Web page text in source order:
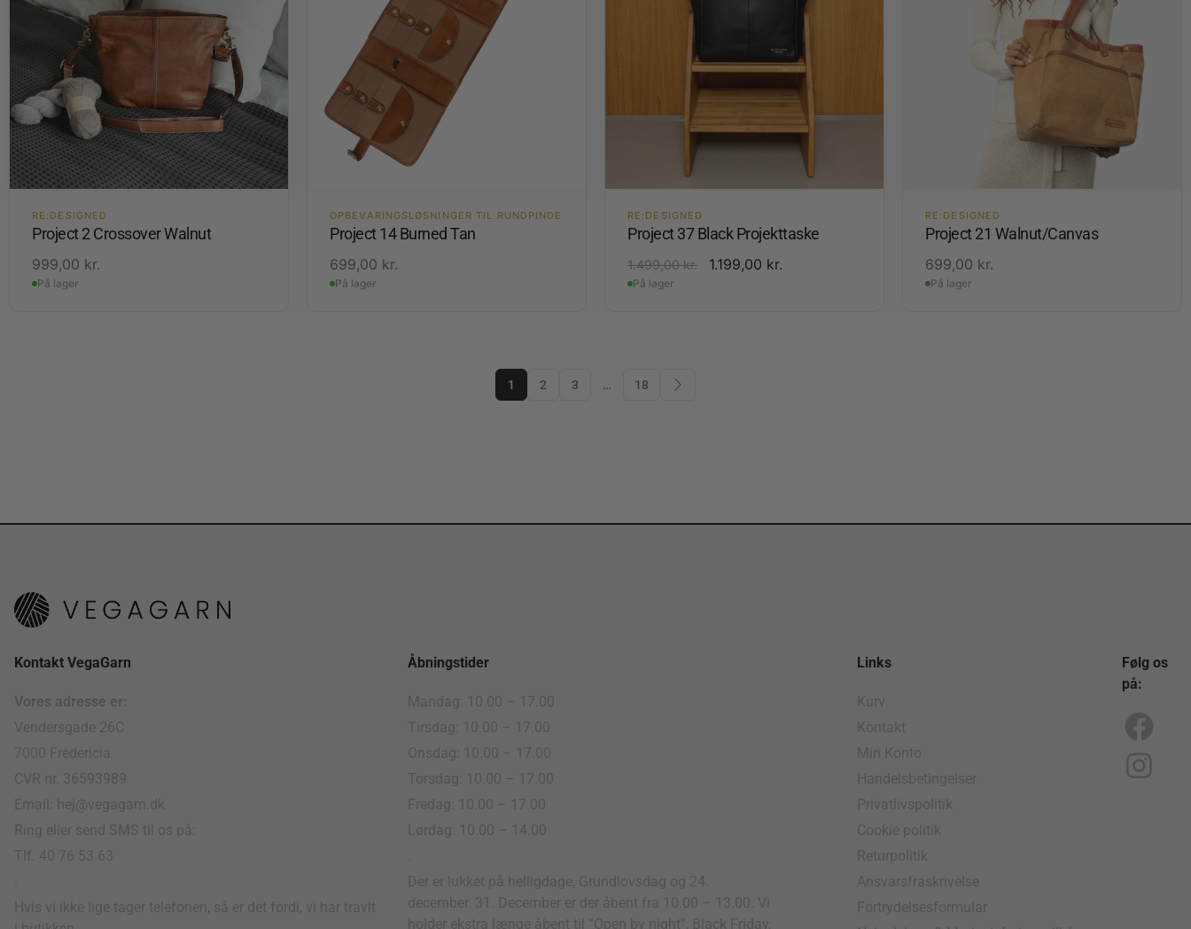
RE:DESIGNED
Project 2 Crossover Walnut
999,00 kr.
På lager
OPBEVARINGSLØSNINGER TIL RUNDPINDE
Project 14 Burned Tan
699,00 kr.
På lager
RE:DESIGNED
Project 37 Black Projekttaske
1.499,00kr. 1.199,00 kr.
På lager
RE:DESIGNED
Project 21 Walnut/Canvas
699,00 kr.
På lager
1 2 3 … 18
Kontakt VegaGarn
Vores adresse er:
Vendersgade 26C
7000 Fredericia
CVR nr. 36593989
Email: hej@vegagarn.dk
Ring eller send SMS til os på:
Tlf. 40 76 53 63
Hvis vi ikke lige tager telefonen, så er det fordi, vi har travlt
Åbningstider
Mandag: 10.00 – 17.00
Tirsdag: 10.00 – 17.00
Onsdag: 10.00 – 17.00
Torsdag: 10.00 – 17.00
Fredag: 10.00 – 17.00
Lørdag: 10.00 – 14.00
Der er lukket på helligdage, Grundlovsdag og 24.
december. 31. December er der åbent fra 10.00 – 13.00. Vi
holder ekstra længe åbent til “Open by night”, Black Friday,
Links
Kurv
Kontakt
Min Konto
Handelsbetingelser
Privatlivspolitik
Cookie politik
Returpolitik
Ansvarsfraskrivelse
Fortrydelsesformular
Følg os
på:
F
a
I
n